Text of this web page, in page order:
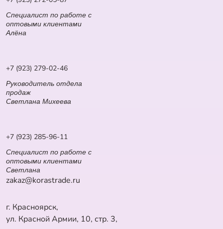
Специалист по работе с
оптовыми клиентами
Алёна
+7 (923) 279-02-46
Руководитель отдела
продаж
Светлана Михеева
+7 (923) 285-96-11
Специалист по работе с
оптовыми клиентами
Светлана
zakaz@korastrade.ru
г. Красноярск,
ул. Красной Армии, 10, стр. 3,